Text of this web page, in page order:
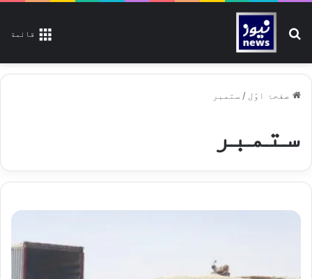
قائمة تلاش کیجیے
صفحۂ اوّل / ستمبر
ستمبر